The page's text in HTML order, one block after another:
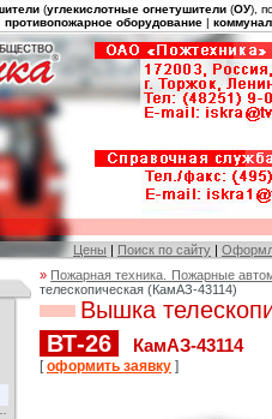
(углекислотные огнетушители (ОУ),
противопожарное оборудование |
Цены | Поиск по сайту |
» Пожарная техника. Пожарные
телескопическая (КамАЗ-43114)
Вышка
ВТ-26
КамАЗ-43114
[оформить заявку ]